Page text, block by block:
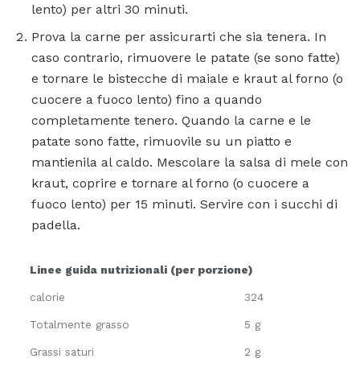
lento) per altri 30 minuti.
Prova la carne per assicurarti che sia tenera. In
caso contrario, rimuovere le patate (se sono fatte)
e tornare le bistecche di maiale e kraut al forno (o
cuocere a fuoco lento) fino a quando
completamente tenero. Quando la carne e le
patate sono fatte, rimuovile su un piatto e
mantienila al caldo. Mescolare la salsa di mele con
kraut, coprire e tornare al forno (o cuocere a
fuoco lento) per 15 minuti. Servire con i succhi di
padella.
Linee guida nutrizionali (per porzione)
calorie 324
Totalmente grasso 5 g
Grassi saturi 2 g